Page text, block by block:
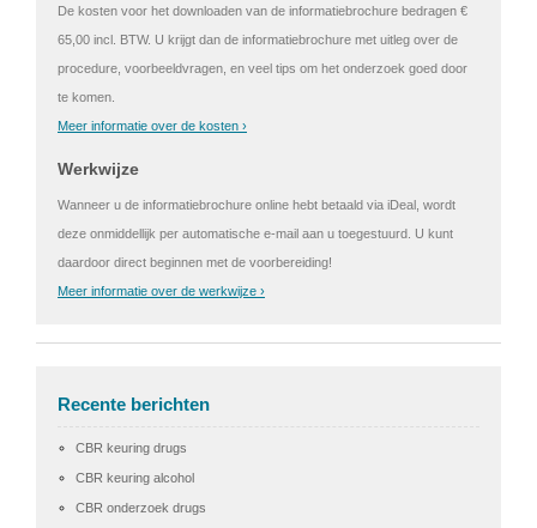
De kosten voor het downloaden van de informatiebrochure bedragen €
65,00 incl. BTW. U krijgt dan de informatiebrochure met uitleg over de
procedure, voorbeeldvragen, en veel tips om het onderzoek goed door
te komen.
Meer informatie over de kosten ›
Werkwijze
Wanneer u de informatiebrochure online hebt betaald via iDeal, wordt
deze onmiddellijk per automatische e-mail aan u toegestuurd. U kunt
daardoor direct beginnen met de voorbereiding!
Meer informatie over de werkwijze ›
Recente berichten
CBR keuring drugs
CBR keuring alcohol
CBR onderzoek drugs